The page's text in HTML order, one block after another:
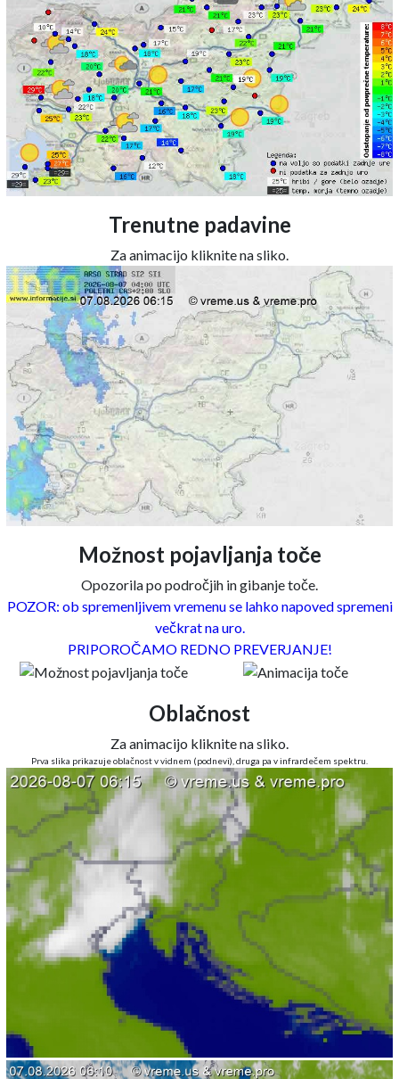
Trenutne padavine
Za animacijo kliknite na sliko.
Možnost pojavljanja toče
Opozorila po področjih in gibanje toče.
POZOR: ob spremenljivem vremenu se lahko napoved spremeni
večkrat na uro.
PRIPOROČAMO REDNO PREVERJANJE!
Oblačnost
Za animacijo kliknite na sliko.
Prva slika prikazuje oblačnost v vidnem (podnevi), druga pa v infrardečem spektru.